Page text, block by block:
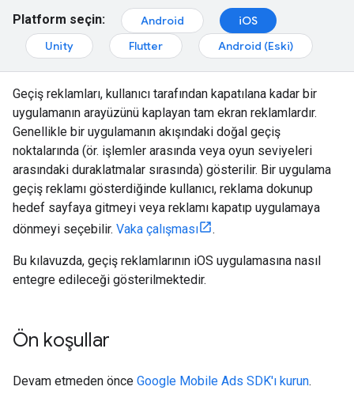
Platform seçin: Android
iOS
Unity
Flutter Android (Eski)
Geçiş reklamları, kullanıcı tarafından kapatılana kadar bir
uygulamanın arayüzünü kaplayan tam ekran reklamlardır.
Genellikle bir uygulamanın akışındaki doğal geçiş
noktalarında (ör. işlemler arasında veya oyun seviyeleri
arasındaki duraklatmalar sırasında) gösterilir. Bir uygulama
geçiş reklamı gösterdiğinde kullanıcı, reklama dokunup
hedef sayfaya gitmeyi veya reklamı kapatıp uygulamaya
dönmeyi seçebilir. Vaka çalışması .
Bu kılavuzda, geçiş reklamlarının iOS uygulamasına nasıl
entegre edileceği gösterilmektedir.
Ön koşullar
Devam etmeden önce Google Mobile Ads SDK'ı kurun.